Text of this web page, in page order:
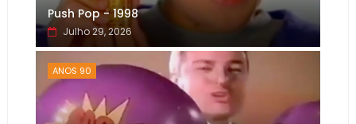
Push Pop - 1998
Julho 29, 2026
ANOS 90